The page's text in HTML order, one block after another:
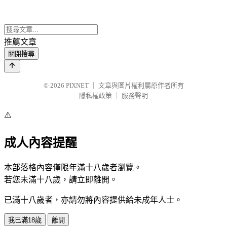
推薦文章
關閉搜尋
© 2026 PIXNET
文章與圖片權利屬原作者所有
隱私權政策
服務聲明
⚠️
成人內容提醒
本部落格內容僅限年滿十八歲者瀏覽。
若您未滿十八歲，請立即離開。
已滿十八歲者，亦請勿將內容提供給未成年人士。
我已滿18歲 離開